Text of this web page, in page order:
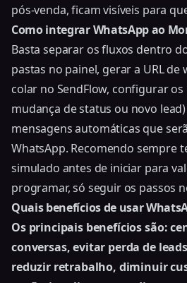
pós-venda, ficam visíveis para
Como integrar WhatsApp ao
Basta separar os fluxos dentro
pastas no painel, gerar a URL
colar no SendFlow, configurar
mudança de status ou novo
mensagens automáticas que
WhatsApp. Recomendo sempre
simulado antes de iniciar para
programar, só seguir os passos
Quais benefícios de usar
Os principais benefícios são:
conversas, evitar perda de
reduzir retrabalho, diminuir